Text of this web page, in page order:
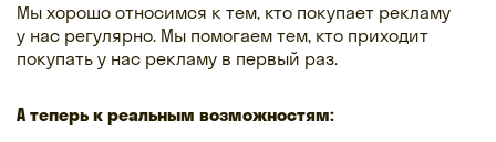
Мы хорошо относимся к тем, кто покупает рекламу
у нас регулярно. Мы помогаем тем, кто приходит
покупать у нас рекламу в первый раз.
А теперь к реальным возможностям: